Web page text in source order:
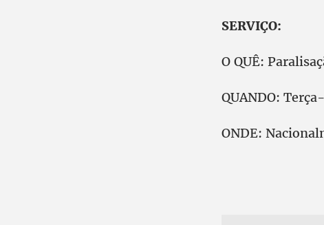
SERVIÇO:
O QUÊ:
QUANDO:
ONDE: